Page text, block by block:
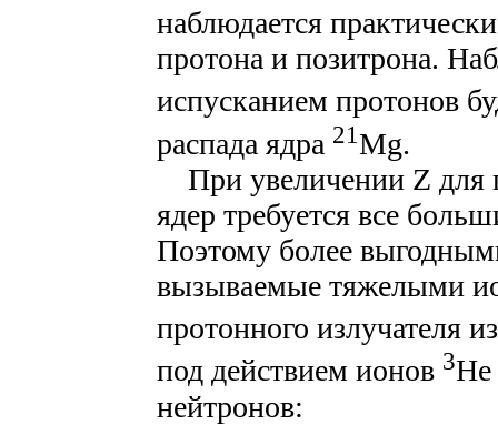
наблюдается
протона и позитрона.
испусканием протонов
распада ядра 21Mg.
При увеличении Z для
ядер требуется все
Поэтому более
вызываемые тяжелыми
протонного излучателя
под действием ионов 3He
нейтронов: